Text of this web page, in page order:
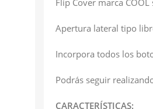
Apertura lateral tipo
Incorpora todos los
Podrás seguir
CARACTERÍSTICAS: